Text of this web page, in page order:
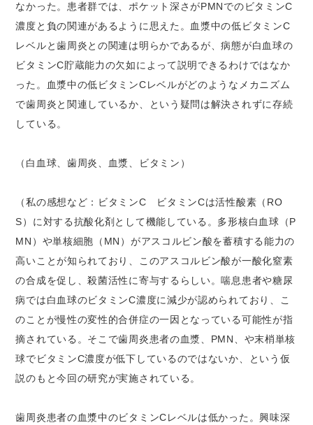
なかった。患者群では、ポケット深さがPMNでのビタミンC
濃度と負の関連があるように思えた。血漿中の低ビタミンC
レベルと歯周炎との関連は明らかであるが、病態が白血球の
ビタミンC貯蔵能力の欠如によって説明できるわけではなか
った。血漿中の低ビタミンCレベルがどのようなメカニズム
で歯周炎と関連しているか、という疑問は解決されずに存続
している。
（白血球、歯周炎、血漿、ビタミン）
（私の感想など：ビタミンC ビタミンCは活性酸素（RO
S）に対する抗酸化剤として機能している。多形核白血球（P
MN）や単核細胞（MN）がアスコルビン酸を蓄積する能力の
高いことが知られており、このアスコルビン酸が一酸化窒素
の合成を促し、殺菌活性に寄与するらしい。喘息患者や糖尿
病では白血球のビタミンC濃度に減少が認められており、こ
のことが慢性の変性的合併症の一因となっている可能性が指
摘されている。そこで歯周炎患者の血漿、PMN、や末梢単核
球でビタミンC濃度が低下しているのではないか、という仮
説のもと今回の研究が実施されている。
歯周炎患者の血漿中のビタミンCレベルは低かった。興味深